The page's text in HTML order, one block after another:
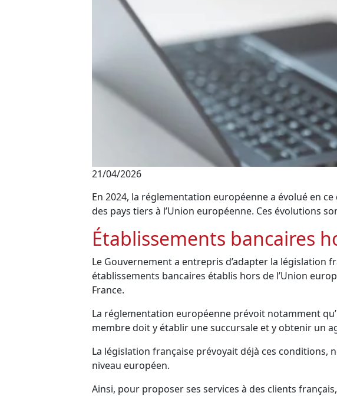
21/04/2026
En 2024, la réglementation européenne a évolué en
des pays tiers à l’Union européenne. Ces évolutions
Établissements bancaires
Le Gouvernement a entrepris d’adapter la législation
établissements bancaires établis hors de l’Union
France.
La réglementation européenne prévoit notamment
membre doit y établir une succursale et y obtenir un
La législation française prévoyait déjà ces
niveau européen.
Ainsi, pour proposer ses services à des clients